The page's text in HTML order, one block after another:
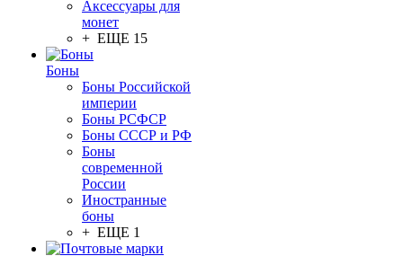
Аксессуары для
монет
+ ЕЩЕ 15
Боны
Боны Российской
империи
Боны РСФСР
Боны СССР и РФ
Боны
современной
России
Иностранные
боны
+ ЕЩЕ 1